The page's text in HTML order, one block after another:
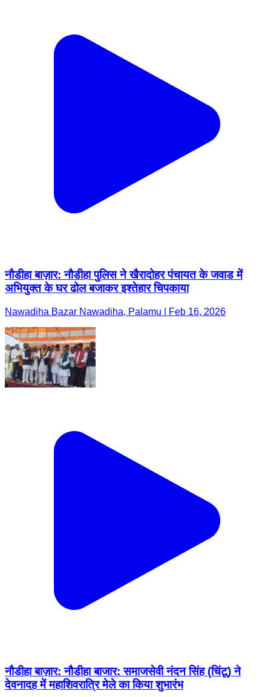
नौडीहा बाज़ार: नौडीहा पुलिस ने खैरादोहर पंचायत के जवाड में
अभियुक्त के घर ढोल बजाकर इश्तेहार चिपकाया
Nawadiha Bazar Nawadiha, Palamu | Feb 16, 2026
नौडीहा बाज़ार: नौडीहा बाजार: समाजसेवी नंदन सिंह (चिंटू) ने
देवनादह में महाशिवरात्रि मेले का किया शुभारंभ